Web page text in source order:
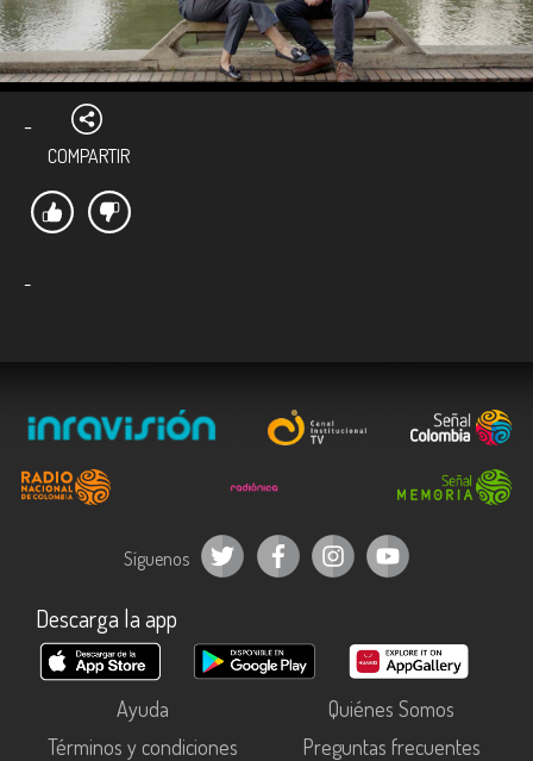
-
COMPARTIR
-
Síguenos
Descarga la app
Ayuda
Quiénes Somos
Términos y condiciones
Preguntas frecuentes